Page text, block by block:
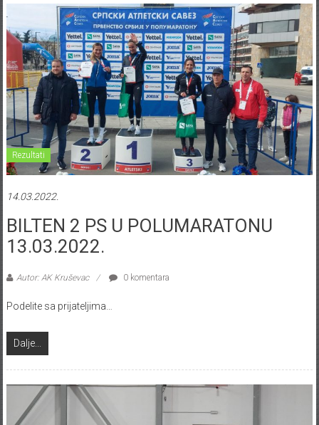
Rezultati
14.03.2022.
BILTEN 2 PS U POLUMARATONU
13.03.2022.
Autor: AK Kruševac 0 komentara
Podelite sa prijateljima…
Dalje...